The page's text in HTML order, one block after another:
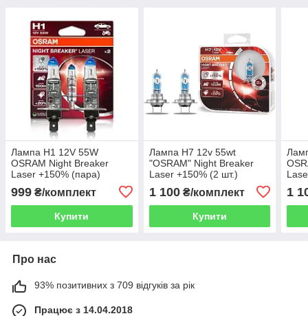
Лампа H1 12V 55W
OSRAM Night Breaker
Laser +150% (пара)
999 ₴/комплект
Купити
Лампа Н7 12v 55wt
"OSRAM" Night Breaker
Laser +150% (2 шт.)
1 100₴/комплект
Купити
1
Про нас
93% позитивних з 709 відгуків за рік
Працює з 14.04.2018